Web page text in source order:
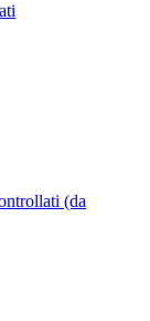
(da